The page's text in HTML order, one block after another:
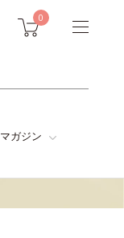
0
マガジン